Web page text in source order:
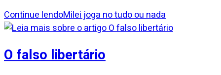
Continue lendoMilei joga no tudo ou nada
O falso libertário